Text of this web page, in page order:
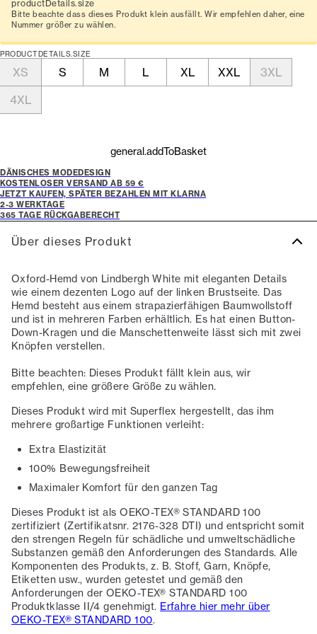
productDetails.size
Bitte beachte dass dieses Produkt klein ausfällt. Wir empfehlen daher, eine
Nummer größer zu wählen.
PRODUCTDETAILS.SIZE
XS S M L XL XXL
3XL
4XL
general.addToBasket
DÄNISCHES MODEDESIGN
KOSTENLOSER VERSAND AB 59 €
JETZT KAUFEN, SPÄTER BEZAHLEN MIT KLARNA
2-3 WERKTAGE
365 TAGE RÜCKGABERECHT
Über dieses Produkt
Oxford-Hemd von Lindbergh White mit eleganten Details
wie einem dezenten Logo auf der linken Brustseite. Das
Hemd besteht aus einem strapazierfähigen Baumwollstoff
und ist in mehreren Farben erhältlich. Es hat einen Button-
Down-Kragen und die Manschettenweite lässt sich mit zwei
Knöpfen verstellen.
Bitte beachten: Dieses Produkt fällt klein aus, wir
empfehlen, eine größere Größe zu wählen.
Dieses Produkt wird mit Superflex hergestellt, das ihm
mehrere großartige Funktionen verleiht:
Extra Elastizität
100% Bewegungsfreiheit
Maximaler Komfort für den ganzen Tag
Dieses Produkt ist als OEKO-TEX® STANDARD 100
zertifiziert (Zertifikatsnr. 2176-328 DTI) und entspricht somit
den strengen Regeln für schädliche und umweltschädliche
Substanzen gemäß den Anforderungen des Standards. Alle
Komponenten des Produkts, z. B. Stoff, Garn, Knöpfe,
Etiketten usw., wurden getestet und gemäß den
Anforderungen der OEKO-TEX® STANDARD 100
Produktklasse II/4 genehmigt. Erfahre hier mehr über
OEKO-TEX® STANDARD 100.